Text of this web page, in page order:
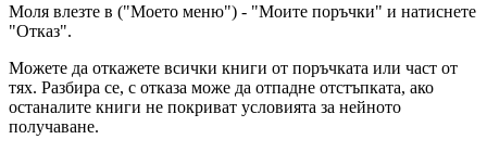
Моля влезте в ("Моето меню") - "Моите поръчки" и натиснете
"Отказ".
Можете да откажете всички книги от поръчката или част от
тях. Разбира се, с отказа може да отпадне отстъпката, ако
останалите книги не покриват условията за нейното
получаване.